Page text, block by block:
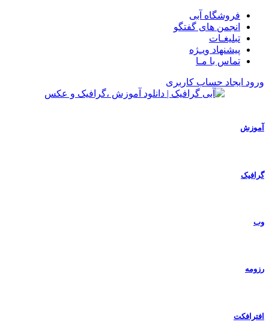
فروشگاه آبی
انجمن های گفتگو
تبلیغـات
پیشنهاد ویـژه
تماس با مـا
ورود ایجاد حساب کاربری
آموزش
گرافیک
وب
رزومه
افترافکت